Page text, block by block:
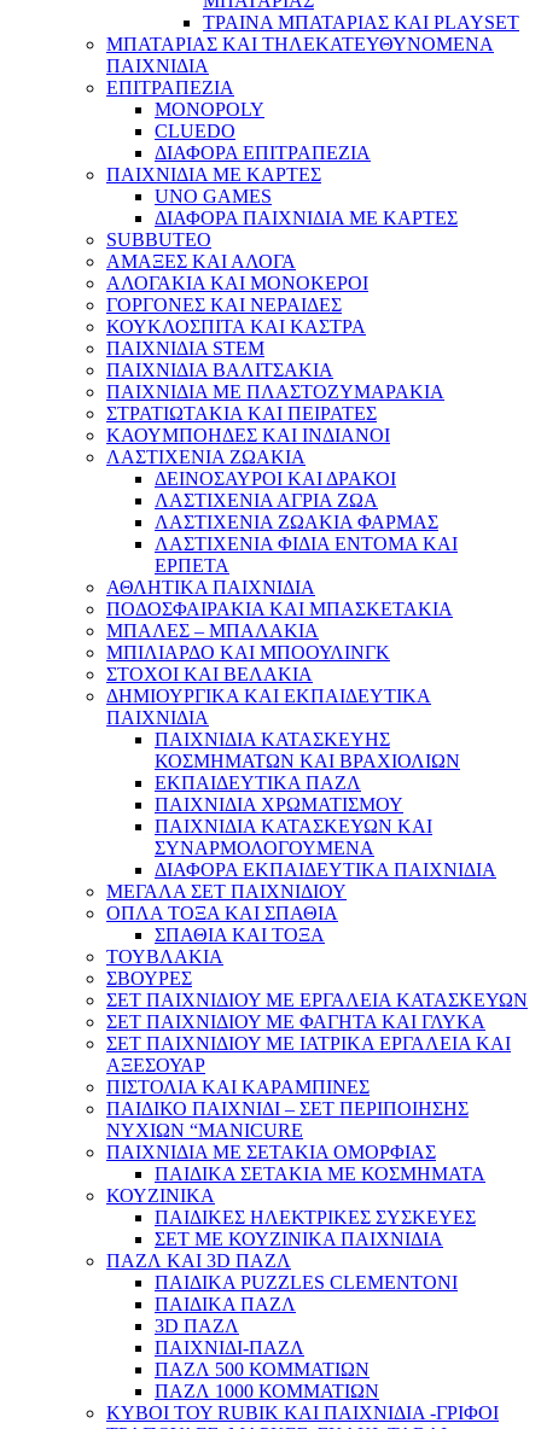
ΤΡΑΙΝΑ ΜΠΑΤΑΡΙΑΣ ΚΑΙ PLAYSET
ΜΠΑΤΑΡΙΑΣ ΚΑΙ ΤΗΛΕΚΑΤΕΥΘΥΝΟΜΕΝΑ
ΠΑΙΧΝΙΔΙΑ
ΕΠΙΤΡΑΠΕΖΙΑ
MONOPOLY
CLUEDO
ΔΙΑΦΟΡΑ ΕΠΙΤΡΑΠΕΖΙΑ
ΠΑΙΧΝΙΔΙΑ ΜΕ ΚΑΡΤΕΣ
UNO GAMES
ΔΙΑΦΟΡΑ ΠΑΙΧΝΙΔΙΑ ΜΕ ΚΑΡΤΕΣ
SUBBUTEO
ΑΜΑΞΕΣ ΚΑΙ ΑΛΟΓΑ
ΑΛΟΓΑΚΙΑ ΚΑΙ ΜΟΝΟΚΕΡΟΙ
ΓΟΡΓΟΝΕΣ ΚΑΙ ΝΕΡΑΙΔΕΣ
ΚΟΥΚΛΟΣΠΙΤΑ ΚΑΙ ΚΑΣΤΡΑ
ΠΑΙΧΝΙΔΙΑ STEM
ΠΑΙΧΝΙΔΙΑ ΒΑΛΙΤΣΑΚΙΑ
ΠΑΙΧΝΙΔΙΑ ΜΕ ΠΛΑΣΤΟΖΥΜΑΡΑΚΙΑ
ΣΤΡΑΤΙΩΤΑΚΙΑ ΚΑΙ ΠΕΙΡΑΤΕΣ
ΚΑΟΥΜΠΟΗΔΕΣ ΚΑΙ ΙΝΔΙΑΝΟΙ
ΛΑΣΤΙΧΕΝΙΑ ΖΩΑΚΙΑ
ΔΕΙΝΟΣΑΥΡΟΙ ΚΑΙ ΔΡΑΚΟΙ
ΛΑΣΤΙΧΕΝΙΑ ΑΓΡΙΑ ΖΩΑ
ΛΑΣΤΙΧΕΝΙΑ ΖΩΑΚΙΑ ΦΑΡΜΑΣ
ΛΑΣΤΙΧΕΝΙΑ ΦΙΔΙΑ ΕΝΤΟΜΑ ΚΑΙ
ΕΡΠΕΤΑ
ΑΘΛΗΤΙΚΑ ΠΑΙΧΝΙΔΙΑ
ΠΟΔΟΣΦΑΙΡΑΚΙΑ ΚΑΙ ΜΠΑΣΚΕΤΑΚΙΑ
ΜΠΑΛΕΣ – ΜΠΑΛΑΚΙΑ
ΜΠΙΛΙΑΡΔΟ ΚΑΙ ΜΠΟΟΥΛΙΝΓΚ
ΣΤΟΧΟΙ ΚΑΙ ΒΕΛΑΚΙΑ
ΔΗΜΙΟΥΡΓΙΚΑ ΚΑΙ ΕΚΠΑΙΔΕΥΤΙΚΑ
ΠΑΙΧΝΙΔΙΑ
ΠΑΙΧΝΙΔΙΑ ΚΑΤΑΣΚΕΥΗΣ
ΚΟΣΜΗΜΑΤΩΝ ΚΑΙ ΒΡΑΧΙΟΛΙΩΝ
ΕΚΠΑΙΔΕΥΤΙΚΑ ΠΑΖΛ
ΠΑΙΧΝΙΔΙΑ ΧΡΩΜΑΤΙΣΜΟΥ
ΠΑΙΧΝΙΔΙΑ ΚΑΤΑΣΚΕΥΩΝ ΚΑΙ
ΣΥΝΑΡΜΟΛΟΓΟΥΜΕΝΑ
ΔΙΑΦΟΡΑ ΕΚΠΑΙΔΕΥΤΙΚΑ ΠΑΙΧΝΙΔΙΑ
ΜΕΓΑΛΑ ΣΕΤ ΠΑΙΧΝΙΔΙΟΥ
ΟΠΛΑ ΤΟΞΑ ΚΑΙ ΣΠΑΘΙΑ
ΣΠΑΘΙΑ ΚΑΙ ΤΟΞΑ
ΤΟΥΒΛΑΚΙΑ
ΣΒΟΥΡΕΣ
ΣΕΤ ΠΑΙΧΝΙΔΙΟΥ ΜΕ ΕΡΓΑΛΕΙΑ ΚΑΤΑΣΚΕΥΩΝ
ΣΕΤ ΠΑΙΧΝΙΔΙΟΥ ΜΕ ΦΑΓΗΤΑ ΚΑΙ ΓΛΥΚΑ
ΣΕΤ ΠΑΙΧΝΙΔΙΟΥ ΜΕ ΙΑΤΡΙΚΑ ΕΡΓΑΛΕΙΑ ΚΑΙ
ΑΞΕΣΟΥΑΡ
ΠΙΣΤΟΛΙΑ ΚΑΙ ΚΑΡΑΜΠΙΝΕΣ
ΠΑΙΔΙΚΟ ΠΑΙΧΝΙΔΙ – ΣΕΤ ΠΕΡΙΠΟΙΗΣΗΣ
ΝΥΧΙΩΝ “MANICURE
ΠΑΙΧΝΙΔΙΑ ΜΕ ΣΕΤΑΚΙΑ ΟΜΟΡΦΙΑΣ
ΠΑΙΔΙΚΑ ΣΕΤΑΚΙΑ ΜΕ ΚΟΣΜΗΜΑΤΑ
ΚΟΥΖΙΝΙΚΑ
ΠΑΙΔΙΚΕΣ ΗΛΕΚΤΡΙΚΕΣ ΣΥΣΚΕΥΕΣ
ΣΕΤ ΜΕ ΚΟΥΖΙΝΙΚΑ ΠΑΙΧΝΙΔΙΑ
ΠΑΖΛ ΚΑΙ 3D ΠΑΖΛ
ΠΑΙΔΙΚΑ PUZZLES CLEMENTONI
ΠΑΙΔΙΚΑ ΠΑΖΛ
3D ΠΑΖΛ
ΠΑΙΧΝΙΔΙ-ΠΑΖΛ
ΠΑΖΛ 500 ΚΟΜΜΑΤΙΩΝ
ΠΑΖΛ 1000 ΚΟΜΜΑΤΙΩΝ
ΚΥΒΟΙ ΤΟΥ RUBIK ΚΑΙ ΠΑΙΧΝΙΔΙΑ -ΓΡΙΦΟΙ